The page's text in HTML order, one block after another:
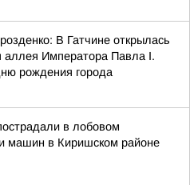
В Гатчине открылась
аллея Императора Павла I.
рождения города
в лобовом
машин в Киришском районе